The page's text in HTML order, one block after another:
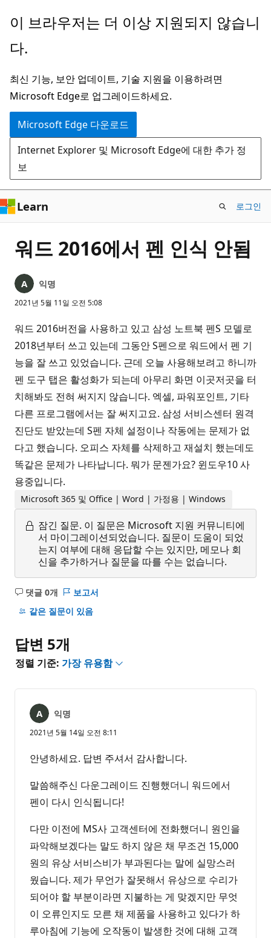
주
콘
츠
로
건
너
뛰
기
이 브라우저는 더 이상 지원되지 않습니
다.
최신 기능, 보안 업데이트, 기술 지원을 이용하려면
Microsoft Edge로 업그레이드하세요.
Microsoft Edge 다운로드
Internet Explorer 및 Microsoft Edge에 대한 추가 정
보
Learn 로그인
워드 2016에서 펜 인식 안됨
익명
2021년 5월 11일 오전 5:08
워드 2016버전을 사용하고 있고 삼성 노트북 펜S 모델로
2018년부터 쓰고 있는데 그동안 S펜으로 워드에서 펜 기
능을 잘 쓰고 있었습니다. 근데 오늘 사용해보려고 하니까
펜 도구 탭은 활성화가 되는데 아무리 화면 이곳저곳을 터
치해봐도 전혀 써지지 않습니다. 엑셀, 파워포인트, 기타
다른 프로그램에서는 잘 써지고요. 삼성 서비스센터 원격
진단도 받았는데 S펜 자체 설정이나 작동에는 문제가 없
다고 했습니다. 오피스 자체를 삭제하고 재설치 했는데도
똑같은 문제가 나타납니다. 뭐가 문젠가요? 윈도우10 사
용중입니다.
Microsoft 365 및 Office | Word | 가정용 | Windows
잠긴 질문. 이 질문은 Microsoft 지원 커뮤니티에
서 마이그레이션되었습니다. 질문이 도움이 되었
는지 여부에 대해 응답할 수는 있지만, 메모나 회
신을 추가하거나 질문을 따를 수는 없습니다.
댓글 0개
설
명
음
보고서
같은 질문이 있음
답변 5개
정렬 기준: 가장 유용함
익명
2021년 5월 14일 오전 8:11
안녕하세요. 답변 주셔서 감사합니다.
말씀해주신 다운그레이드 진행했더니 워드에서
펜이 다시 인식됩니다!
다만 이전에 MS사 고객센터에 전화했더니 원인을
파악해보겠다는 말도 하지 않은 채 무조건 15,000
원의 유상 서비스비가 부과된다는 말에 실망스러
웠습니다. 제가 무언가 잘못해서 유상으로 수리가
되어야 할 부분이라면 지불하는 게 맞겠지만 무엇
이 오류인지도 모른 채 제품을 사용하고 있다가 하
루아침에 기능에 오작동이 발생한 것에 대해 고객